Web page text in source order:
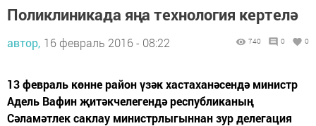
Поликлиникада яңа технология кертелә
автор, 16 февраль 2016 - 08:22 740 0 0
13 февраль көнне район үзәк хастаханәсендә министр
Адель Вафин җитәкчелегендә республиканың
Сәламәтлек саклау министрлыгыннан зур делегация